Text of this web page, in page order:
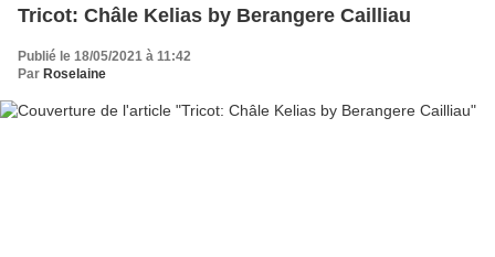
Tricot: Châle Kelias by Berangere Cailliau
Publié le 18/05/2021 à 11:42
Par Roselaine